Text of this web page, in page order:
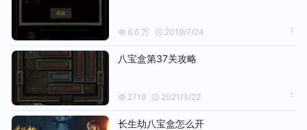
6.6 万 2019/7/24
八宝盒第37关攻略
2719 2021/3/22
长生劫八宝盒怎么开